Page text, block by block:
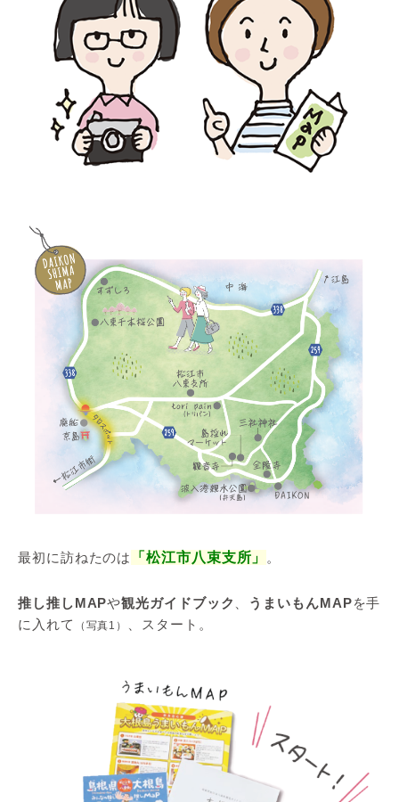
最初に訪ねたのは 「松江市八束支所」 。
推し推しMAPや観光ガイドブック うまいもんMAPを手
に入れて
（写真1） 、スタート。